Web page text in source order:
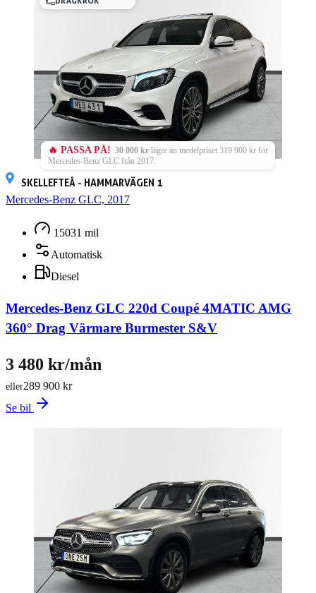
🔥 PASSA PÅ! 30 000 kr lägre än medelpriset 319 900 kr för
Mercedes-Benz GLC från 2017.
SKELLEFTEÅ - HAMMARVÄGEN 1
Mercedes-Benz GLC, 2017
15031 mil
Automatisk
Diesel
Mercedes-Benz GLC 220d Coupé 4MATIC AMG
360° Drag Värmare Burmester S&V
289 900 kr
eller
3 480 kr/mån
Se bil